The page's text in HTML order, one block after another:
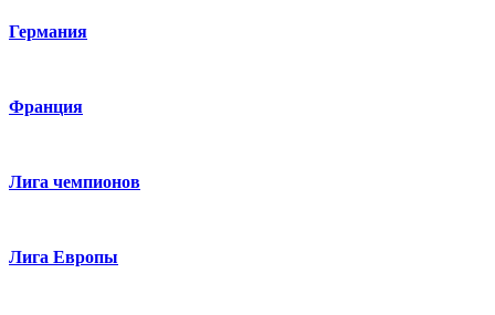
Германия
Франция
Лига чемпионов
Лига Европы